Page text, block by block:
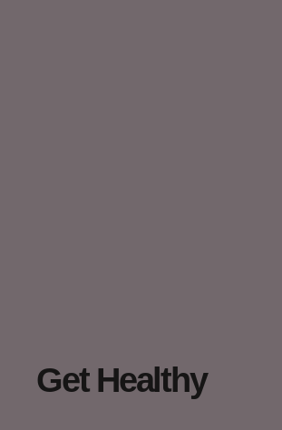
Get Healthy